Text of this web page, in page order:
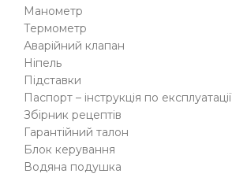
Манометр
Термометр
Аварійний клапан
Ніпель
Підставки
Паспорт – інструкція по експлуатації
Збірник рецептів
Гарантійний талон
Блок керування
Водяна подушка